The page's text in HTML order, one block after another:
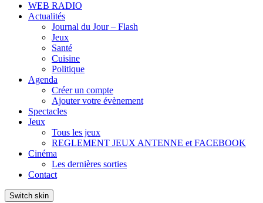
WEB RADIO
Actualités
Journal du Jour – Flash
Jeux
Santé
Cuisine
Politique
Agenda
Créer un compte
Ajouter votre évènement
Spectacles
Jeux
Tous les jeux
REGLEMENT JEUX ANTENNE et FACEBOOK
Cinéma
Les dernières sorties
Contact
Switch skin